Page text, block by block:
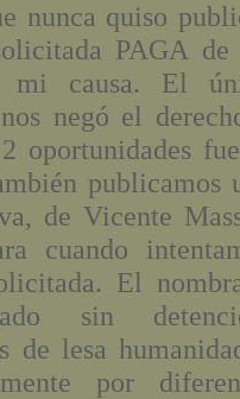
nunca quiso
PAGA de
mi causa. El
negó el
oportunidades
publicamos
de Vicente
cuando
El
sin
de lesa
por